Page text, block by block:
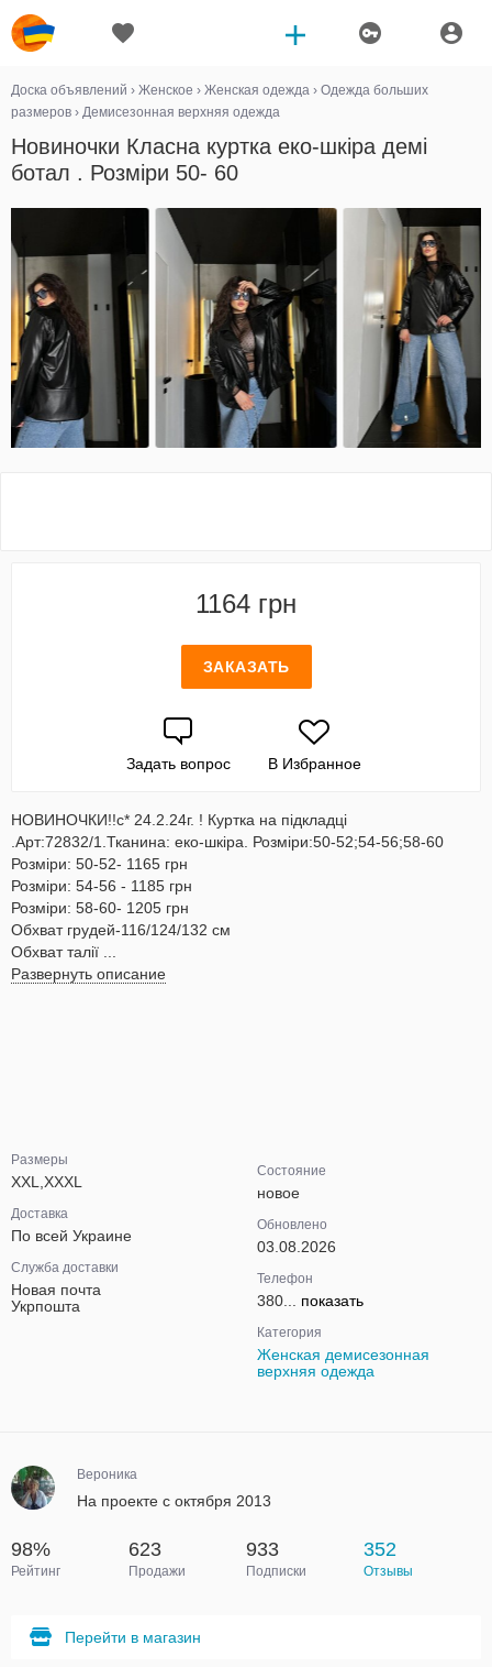
Доска объявлений › Женское › Женская одежда › Одежда больших
размеров › Демисезонная верхняя одежда
Новиночки Класна куртка еко-шкіра демі
ботал . Розміри 50- 60
1164 грн
ЗАКАЗАТЬ
Задать вопрос В Избранное
НОВИНОЧКИ!!с* 24.2.24г. ! Куртка на підкладці
.Арт:72832/1.Тканина: еко-шкіра. Розміри:50-52;54-56;58-60
Розміри: 50-52- 1165 грн
Розміри: 54-56 - 1185 грн
Розміри: 58-60- 1205 грн
Обхват грудей-116/124/132 см
Обхват талії ...
Развернуть описание
Размеры
XXL,XXXL
Доставка
По всей Украине
Служба доставки
Новая почта
Укрпошта
Состояние
новое
Обновлено
03.08.2026
Телефон
380... показать
Категория
Женская демисезонная
верхняя одежда
Вероника
На проекте с октября 2013
98%
Рейтинг
623
Продажи
933
Подписки
352
Отзывы
Перейти в магазин